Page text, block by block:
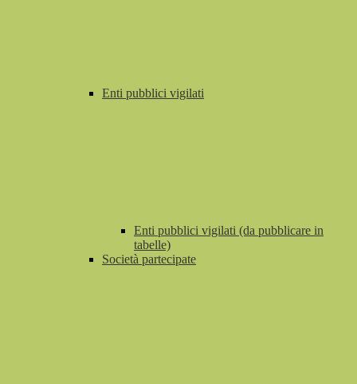
Enti pubblici vigilati
Enti pubblici vigilati (da pubblicare in
tabelle)
Società partecipate